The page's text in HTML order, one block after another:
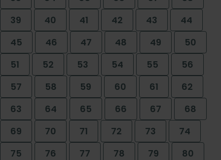
39
40 41 42 43
44
45
46 47 48 49
50
51
52 53 54 55
56
57
58 59 60 61
62
63
64 65 66 67
68
69
70 71 72 73
74
75
76 77 78 79
80